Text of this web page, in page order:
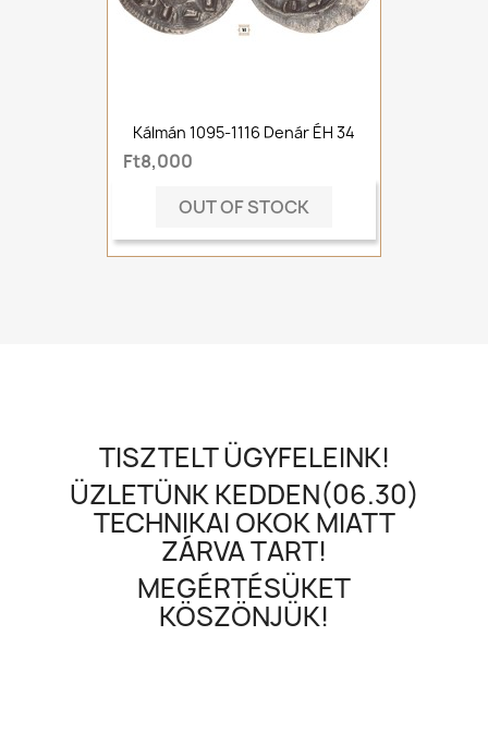
Kálmán 1095-1116 Denár ÉH 34
Ft8,000
OUT OF STOCK
TISZTELT ÜGYFELEINK!
ÜZLETÜNK KEDDEN(06.30)
TECHNIKAI OKOK MIATT
ZÁRVA TART!
MEGÉRTÉSÜKET
KÖSZÖNJÜK!